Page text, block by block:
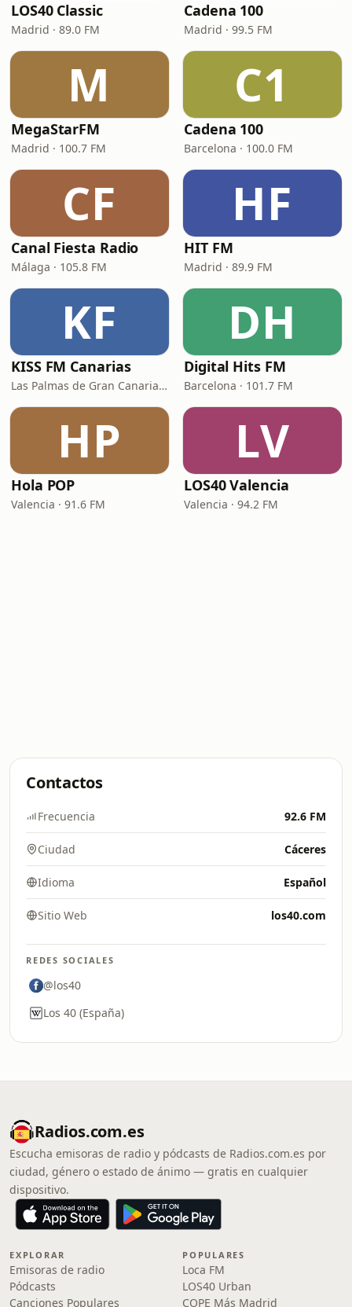
LOS40 Classic
Madrid · 89.0 FM
Cadena 100
Madrid · 99.5 FM
M
MegaStarFM
Madrid · 100.7 FM
C1
Cadena 100
Barcelona · 100.0 FM
CF
Canal Fiesta Radio
Málaga · 105.8 FM
HF
HIT FM
Madrid · 89.9 FM
KF
KISS FM Canarias
Las Palmas de Gran Canaria · 102.4 FM
DH
Digital Hits FM
Barcelona · 101.7 FM
HP
Hola POP
Valencia · 91.6 FM
LV
LOS40 Valencia
Valencia · 94.2 FM
Contactos
Frecuencia 92.6 FM
Ciudad Cáceres
Idioma Español
Sitio Web los40.com
REDES SOCIALES
@los40
Los 40 (España)
Radios.com.es
Escucha emisoras de radio y pódcasts de Radios.com.es por
ciudad, género o estado de ánimo — gratis en cualquier
dispositivo.
EXPLORAR
Emisoras de radio
Pódcasts
Canciones Populares
POPULARES
Loca FM
LOS40 Urban
COPE Más Madrid